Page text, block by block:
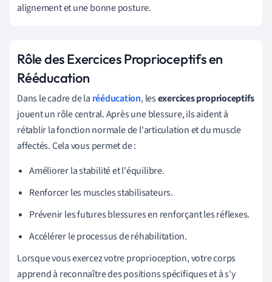
alignement et une bonne posture.
Rôle des Exercices Proprioceptifs en
Rééducation
Dans le cadre de la rééducation, lesexercices proprioceptifs
jouent un rôle central. Après une blessure, ils aident à
rétablir la fonction normale de l'articulation et du muscle
affectés. Cela vous permet de :
Améliorer la stabilité et l'équilibre.
Renforcer les muscles stabilisateurs.
Prévenir les futures blessures en renforçant les réflexes.
Accélérer le processus de réhabilitation.
Lorsque vous exercez votre proprioception, votre corps
apprend à reconnaître des positions spécifiques et à s'y